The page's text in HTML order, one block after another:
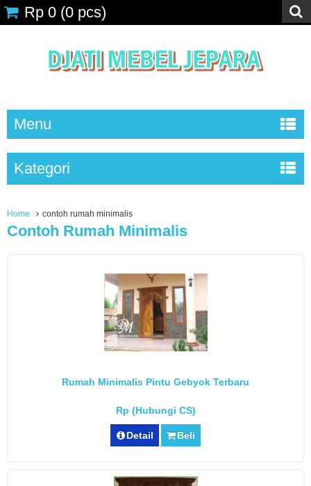
Rp 0 (0 pcs)
Menu
Kategori
Home contoh rumah minimalis
Contoh Rumah Minimalis
Rumah Minimalis Pintu Gebyok Terbaru
Rp (Hubungi CS)
Detail Beli